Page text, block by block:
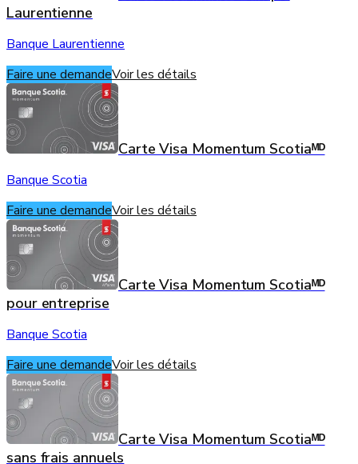
Laurentienne
Banque Laurentienne
Faire une demandeVoir les détails
Carte Visa Momentum Scotiaᴹᴰ
Banque Scotia
Faire une demandeVoir les détails
Carte Visa Momentum Scotiaᴹᴰ
pour entreprise
Banque Scotia
Faire une demandeVoir les détails
Carte Visa Momentum Scotiaᴹᴰ
sans frais annuels